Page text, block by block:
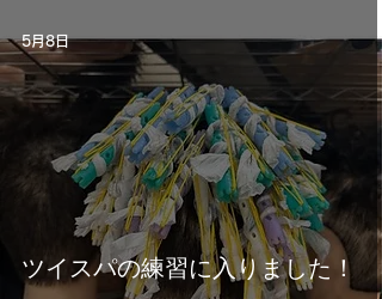
ツイスパの練習に入りました！
5月8日